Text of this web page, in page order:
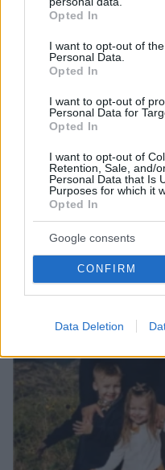
grant or deny consent to
use your data for below
consent section.
Opted In
I want to opt-out of
Personal Data.
Opted In
I want to opt-out of
Personal Data for
Opted In
I want to opt-out of
Retention, Sale, and/
Personal Data that Is
Purposes for which it
Opted In
Google consents
CONFIRM
Data Deletion
Η εξομολόγηση της
Ανησυχώ μήπως
χρειαζόμαστε και
05.08.2026, 20:15